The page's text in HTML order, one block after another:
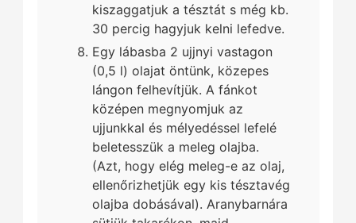
kiszaggatjuk a tésztát s még kb.
30 percig hagyjuk kelni lefedve.
Egy lábasba 2 ujjnyi vastagon
(0,5 l) olajat öntünk, közepes
lángon felhevítjük. A fánkot
középen megnyomjuk az
ujjunkkal és mélyedéssel lefelé
beletesszük a meleg olajba.
(Azt, hogy elég meleg-e az olaj,
ellenőrizhetjük egy kis tésztavég
olajba dobásával). Aranybarnára